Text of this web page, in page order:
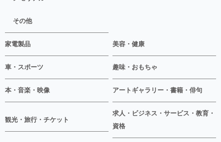
その他
家電製品 美容・健康
車・スポーツ 趣味・おもちゃ
本・音楽・映像 アートギャラリー・書籍・俳句
観光・旅行・チケット
求人・ビジネス・サービス・教育・
資格